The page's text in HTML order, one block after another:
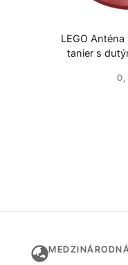
LEGO
tanier s